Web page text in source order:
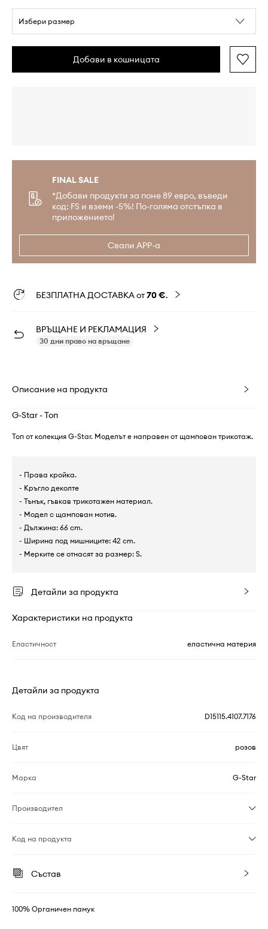
Избери размер
Добави в кошницата
FINAL SALE
*Добави продукти за поне 89 евро, въведи
код: FS и вземи -5%! По-голяма отстъпка в
приложението!
Свали APP-а
БЕЗПЛАТНА ДОСТАВКА от70 €.
ВРЪЩАНЕ И РЕКЛАМАЦИЯ
30 дни право на връщане
Описание на продукта
G-Star - Топ
Топ от колекция G-Star. Моделът е направен от щампован трикотаж.
- Права кройка.
- Кръгло деколте
- Тънък, гъвкав трикотажен материал.
- Модел с щампован мотив.
- Дължина: 66 cm.
- Ширина под мишниците: 42 cm.
- Мерките се отнасят за размер: S.
Детайли за продукта
Характеристики на продукта
Еластичност еластична материя
Детайли за продукта
Код на производителя D15115.4107.7176
Цвят розов
Марка G-Star
Производител
Код на продукта
Състав
100% Органичен памук